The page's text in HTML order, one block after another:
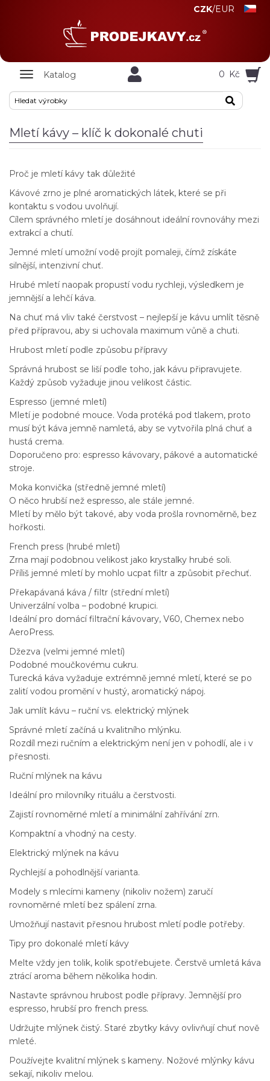
CZK/EUR
Zobrazit
Katalog 0 Kč
Mletí kávy – klíč k dokonalé chuti
Proč je mletí kávy tak důležité
Kávové zrno je plné aromatických látek, které se při
kontaktu s vodou uvolňují.
Cílem správného mletí je dosáhnout ideální rovnováhy mezi
extrakcí a chutí.
Jemné mletí umožní vodě projít pomaleji, čímž získáte
silnější, intenzivní chuť.
Hrubé mletí naopak propustí vodu rychleji, výsledkem je
jemnější a lehčí káva.
Na chuť má vliv také čerstvost – nejlepší je kávu umlít těsně
před přípravou, aby si uchovala maximum vůně a chuti.
Hrubost mletí podle způsobu přípravy
Správná hrubost se liší podle toho, jak kávu připravujete.
Každý způsob vyžaduje jinou velikost částic.
Espresso (jemné mletí)
Mletí je podobné mouce. Voda protéká pod tlakem, proto
musí být káva jemně namletá, aby se vytvořila plná chuť a
hustá crema.
Doporučeno pro: espresso kávovary, pákové a automatické
stroje.
Moka konvička (středně jemné mletí)
O něco hrubší než espresso, ale stále jemné.
Mletí by mělo být takové, aby voda prošla rovnoměrně, bez
hořkosti.
French press (hrubé mletí)
Zrna mají podobnou velikost jako krystalky hrubé soli.
Příliš jemné mletí by mohlo ucpat filtr a způsobit přechuť.
Překapávaná káva / filtr (střední mletí)
Univerzální volba – podobné krupici.
Ideální pro domácí filtrační kávovary, V60, Chemex nebo
AeroPress.
Džezva (velmi jemné mletí)
Podobné moučkovému cukru.
Turecká káva vyžaduje extrémně jemné mletí, které se po
zalití vodou promění v hustý, aromatický nápoj.
Jak umlít kávu – ruční vs. elektrický mlýnek
Správné mletí začíná u kvalitního mlýnku.
Rozdíl mezi ručním a elektrickým není jen v pohodlí, ale i v
přesnosti.
Ruční mlýnek na kávu
Ideální pro milovníky rituálu a čerstvosti.
Zajistí rovnoměrné mletí a minimální zahřívání zrn.
Kompaktní a vhodný na cesty.
Elektrický mlýnek na kávu
Rychlejší a pohodlnější varianta.
Modely s mlecími kameny (nikoliv nožem) zaručí
rovnoměrné mletí bez spálení zrna.
Umožňují nastavit přesnou hrubost mletí podle potřeby.
Tipy pro dokonalé mletí kávy
Melte vždy jen tolik, kolik spotřebujete. Čerstvě umletá káva
ztrácí aroma během několika hodin.
Nastavte správnou hrubost podle přípravy. Jemnější pro
espresso, hrubší pro french press.
Udržujte mlýnek čistý. Staré zbytky kávy ovlivňují chuť nově
mleté.
Používejte kvalitní mlýnek s kameny. Nožové mlýnky kávu
sekají, nikoliv melou.